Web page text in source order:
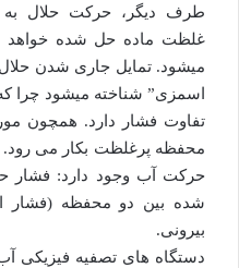
طرف دیگر، حرکت حلال
غلظت ماده حل شده خواهد
میشود. تمایل جاری شدن
اسمزی” شناخته میشود چرا
تفاوت فشار دارد. همچون
محفظه پرغلظت بکار می رود.
حرکت آب وجود دارد: فشار
شده بین دو محفظه (فشار
بیرونی.
دستگاه های تصفیه فیزیکی